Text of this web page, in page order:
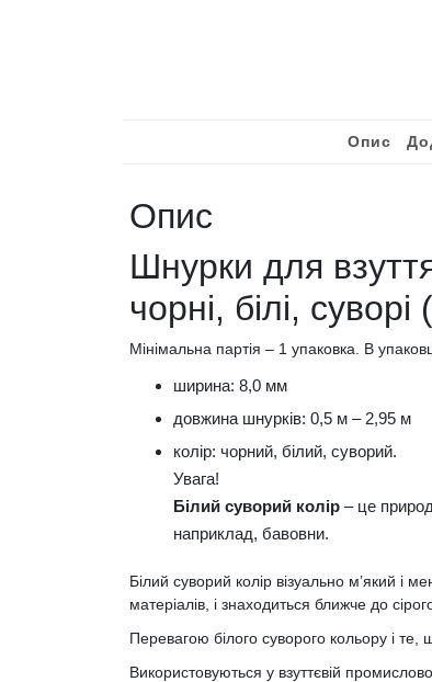
Опис
Опис
Шнурки для
чорні, білі,
Мінімальна партія – 1 упаковка. В
ширина: 8,0 мм
довжина шнурків: 0,5 м – 2,95 м
колір: чорний, білий, суворий.
Увага!
Білий суворий колір – це
наприклад, бавовни.
Білий суворий колір візуально м’який і
матеріалів, і знаходиться ближче до
Перевагою білого суворого кольору і те,
Використовуються у взуттєвій